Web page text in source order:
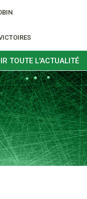
TOUTE L'ACTUALITÉ